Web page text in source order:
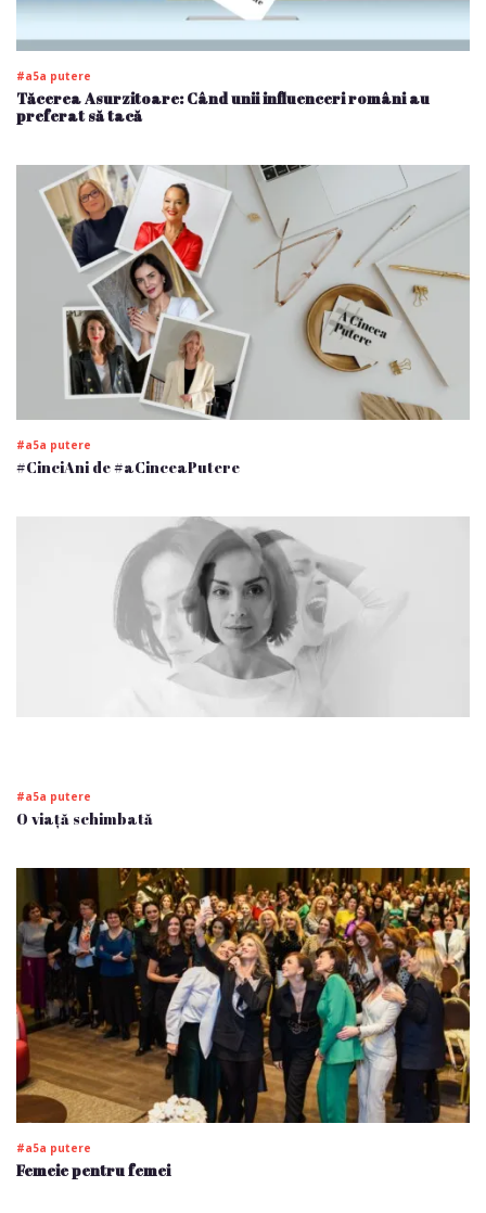
#a5a putere
Tăcerea Asurzitoare: Când unii influenceri români au
preferat să tacă
#a5a putere
#CinciAni de #aCinceaPutere
#a5a putere
O viață schimbată
#a5a putere
Femeie pentru femei